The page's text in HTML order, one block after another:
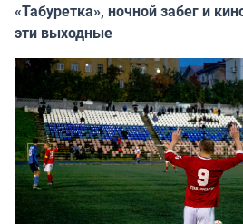
«Табуретка», ночной забег и
эти выходные